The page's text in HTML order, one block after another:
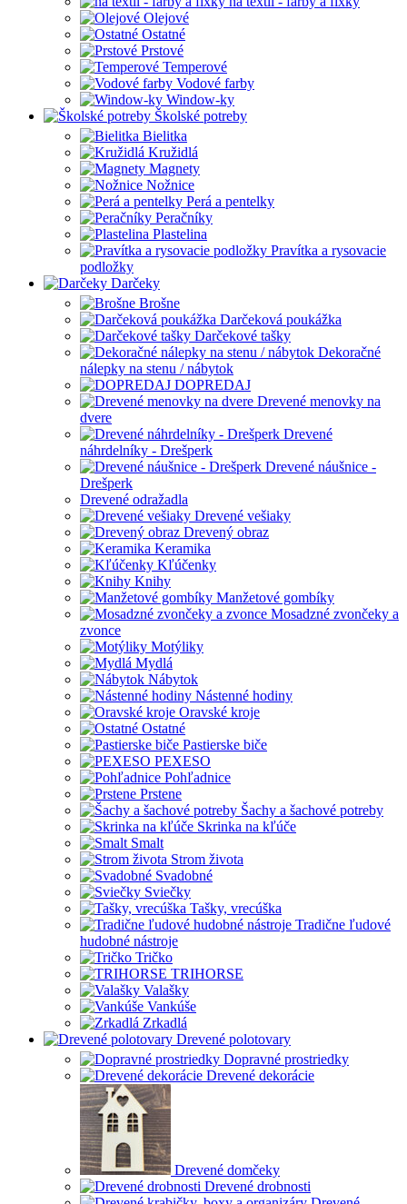
Olejové
Ostatné
Prstové
Temperové
Vodové farby
Window-ky
Školské potreby
Bielitka
Kružidlá
Magnety
Nožnice
Perá a pentelky
Peračníky
Plastelina
Pravítka a rysovacie
podložky
Darčeky
Brošne
Darčeková poukážka
Darčekové tašky
Dekoračné
nálepky na stenu / nábytok
DOPREDAJ
Drevené menovky na
dvere
Drevené
náhrdelníky - Drešperk
Drevené náušnice -
Drešperk
Drevené odražadla
Drevené vešiaky
Drevený obraz
Keramika
Kľúčenky
Knihy
Manžetové gombíky
Mosadzné zvončeky a
zvonce
Motýliky
Mydlá
Nábytok
Nástenné hodiny
Oravské kroje
Ostatné
Pastierske biče
PEXESO
Pohľadnice
Prstene
Šachy a šachové potreby
Skrinka na kľúče
Smalt
Strom života
Svadobné
Sviečky
Tašky, vrecúška
Tradične ľudové
hudobné nástroje
Tričko
TRIHORSE
Valašky
Vankúše
Zrkadlá
Drevené polotovary
Dopravné prostriedky
Drevené dekorácie
Drevené domčeky
Drevené drobnosti